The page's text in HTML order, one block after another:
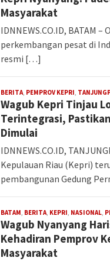
Masyarakat
IDNNEWS.CO.ID, BATAM
perkembangan pesat di
resmi […]
BERITA, PEMPROV KEPRI,
Wagub Kepri Tinjau
Terintegrasi,
Dimulai
IDNNEWS.CO.ID,
Kepulauan Riau (Kepri)
pembangunan Gedung
BATAM, BERITA, KEPRI, NASIONAL,
Wagub Nyanyang
Kehadiran Pemprov
Masyarakat